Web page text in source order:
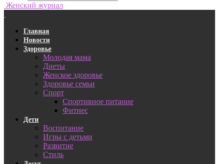
Женский журнал
Главная
Новости
Здоровье
Молодая мама
Диеты
Женское здоровье
Здоровье семьи
Спорт
Спортивное питание
Фитнес
Дети
Воспитание
Игры с детьми
Развитие
Стиль